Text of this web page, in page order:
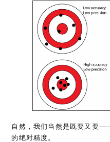
自然，我们当然是既要又要
的绝对精度。